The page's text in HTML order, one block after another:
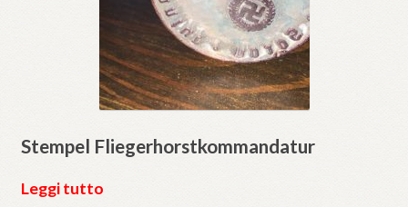
Stempel Fliegerhorstkommandatur
Leggi tutto